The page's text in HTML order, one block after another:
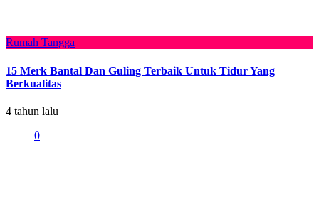
Rumah Tangga
15 Merk Bantal Dan Guling Terbaik Untuk Tidur Yang
Berkualitas
4 tahun lalu
0